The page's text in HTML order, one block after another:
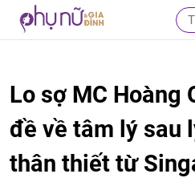
Lo sợ MC Hoàng
đề về tâm lý sau
thân thiết từ